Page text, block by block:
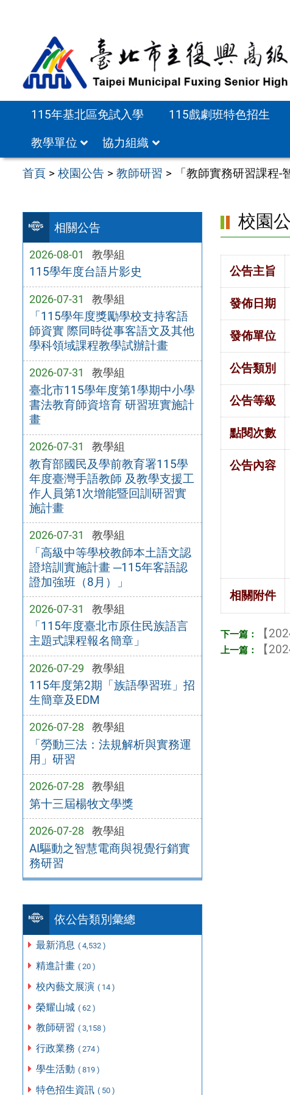
115年基北區免試入學 115戲劇班特色招生
教學單位
協力組織
首頁 >校園公告 >教師研習 > 「教師實務研習課程-
相關公告
2026-08-01 教學組
115學年度台語片影史
2026-07-31 教學組
「115學年度獎勵學校支持客語
師資實 際同時從事客語文及其他
學科領域課程教學試辦計畫
2026-07-31 教學組
臺北市115學年度第1學期中小學
書法教育師資培育 研習班實施計
畫
2026-07-31 教學組
教育部國民及學前教育署115學
年度臺灣手語教師 及教學支援工
作人員第1次增能暨回訓研習實
施計畫
2026-07-31 教學組
「高級中等學校教師本土語文認
證培訓實施計畫 ─115年客語認
證加強班（8月）」
2026-07-31 教學組
「115年度臺北市原住民族語言
主題式課程報名簡章」
2026-07-29 教學組
115年度第2期「族語學習班」招
生簡章及EDM
2026-07-28 教學組
「勞動三法：法規解析與實務運
用」研習
2026-07-28 教學組
第十三屆楊牧文學獎
2026-07-28 教學組
AI驅動之智慧電商與視覺行銷實
務研習
依公告類別彙總
最新消息 ( 4,532 )
精進計畫 ( 20 )
校內藝文展演 ( 14 )
榮耀山城 ( 62 )
教師研習 ( 3,158 )
行政業務 ( 274 )
學生活動 ( 819 )
特色招生資訊 ( 50 )
校園
公告主旨
發佈日期
發佈單位
公告類別
公告等級
點閱次數
公告內容
相關附件
【
【